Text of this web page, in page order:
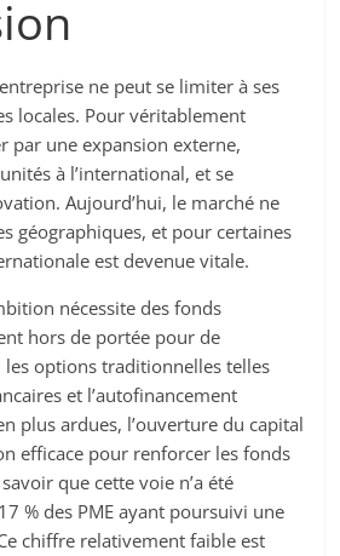
ne peut se limiter à ses
locales. Pour véritablement
par une expansion externe,
à l’international, et se
Aujourd’hui, le marché ne
géographiques, et pour certaines
est devenue vitale.
nécessite des fonds
hors de portée pour de
les options traditionnelles telles
et l’autofinancement
plus ardues, l’ouverture du capital
efficace pour renforcer les fonds
que cette voie n’a été
% des PME ayant poursuivi une
chiffre relativement faible est